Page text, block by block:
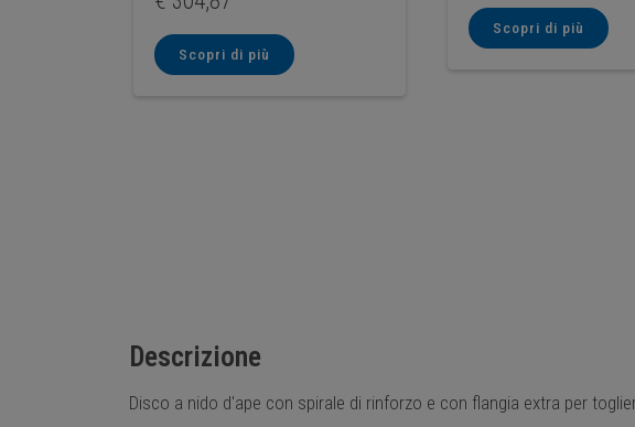
Scopri di più
Scopri di più
Descrizione
Disco a nido d'ape con spirale di rinforzo e con flangia extra per